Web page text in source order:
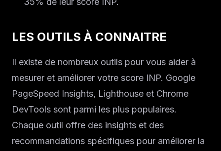
LES OUTILS À CONNAITRE
Il existe de nombreux outils pour vous aider à
mesurer et améliorer votre score INP. Google
PageSpeed Insights, Lighthouse et Chrome
DevTools sont parmi les plus populaires.
Chaque outil offre des insights et des
recommandations spécifiques pour améliorer la